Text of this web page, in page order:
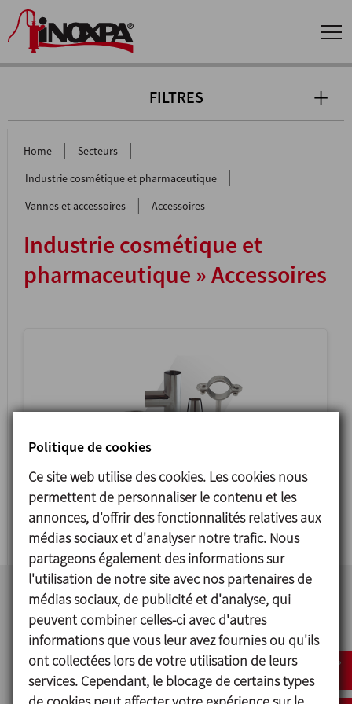
FILTRES
Home | Secteurs |
Industrie cosmétique et pharmaceutique |
Vannes et accessoires | Accessoires
Industrie cosmétique et
pharmaceutique » Accessoires
RACCORDS ET ACCESSOIRES
Politique de cookies
Ce site web utilise des cookies. Les cookies nous
permettent de personnaliser le contenu et les
annonces, d'offrir des fonctionnalités relatives aux
médias sociaux et d'analyser notre trafic. Nous
partageons également des informations sur
l'utilisation de notre site avec nos partenaires de
médias sociaux, de publicité et d'analyse, qui
peuvent combiner celles-ci avec d'autres
informations que vous leur avez fournies ou qu'ils
ont collectées lors de votre utilisation de leurs
services. Cependant, le blocage de certains types